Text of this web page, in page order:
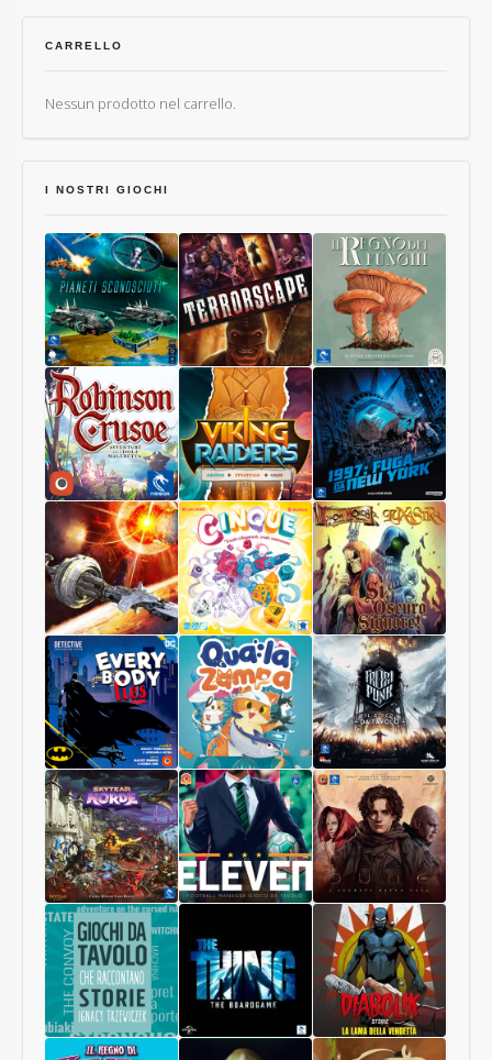
CARRELLO
Nessun prodotto nel carrello.
I NOSTRI GIOCHI
Pianeti
Sconosciuti
Terrorscape
Il
Regno
dei
Funghi
Robinson
Crusoe
Collector
Edition
Viking
Raiders
1997:
Fuga
da
New
York
Starship
Interstellar
Cinque
Sì,
Oscuro
Signore
Luxastra
Batman:
Tutti
Mentono
Qua
la
zampa
Frostpunk
Skytear
Horde
DUNE:
SEGRETI
DELLA
CASA